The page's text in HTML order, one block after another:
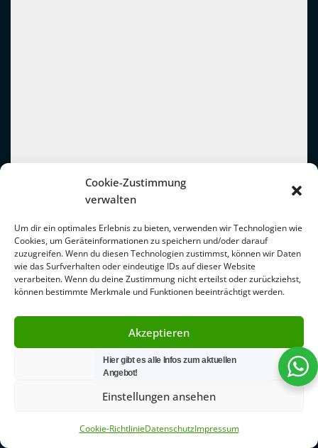
Cookie-Zustimmung
verwalten
Um dir ein optimales Erlebnis zu bieten, verwenden wir Technologien wie
Cookies, um Geräteinformationen zu speichern und/oder darauf
zuzugreifen. Wenn du diesen Technologien zustimmst, können wir Daten
wie das Surfverhalten oder eindeutige IDs auf dieser Website
verarbeiten. Wenn du deine Zustimmung nicht erteilst oder zurückziehst,
können bestimmte Merkmale und Funktionen beeinträchtigt werden.
Akzeptieren
Ablehnen
Einstellungen ansehen
Cookie-RichtlinieDatenschutzImpressum
Hier gibt es alle Infos zum aktuellen
Angebot!